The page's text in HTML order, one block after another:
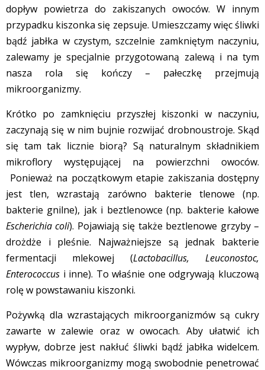
dopływ powietrza do zakiszanych owoców. W innym
przypadku kiszonka się zepsuje. Umieszczamy więc śliwki
bądź jabłka w czystym, szczelnie zamkniętym naczyniu,
zalewamy je specjalnie przygotowaną zalewą i na tym
nasza rola się kończy – pałeczkę przejmują
mikroorganizmy.
Krótko po zamknięciu przyszłej kiszonki w naczyniu,
zaczynają się w nim bujnie rozwijać drobnoustroje. Skąd
się tam tak licznie biorą? Są naturalnym składnikiem
mikroflory występującej na powierzchni owoców.
Ponieważ na początkowym etapie zakiszania dostępny
jest tlen, wzrastają zarówno bakterie tlenowe (np.
bakterie gnilne), jak i beztlenowce (np. bakterie kałowe
Escherichia coli). Pojawiają się także beztlenowe grzyby –
drożdże i pleśnie. Najważniejsze są jednak bakterie
fermentacji mlekowej (Lactobacillus, Leuconostoc,
Enterococcus i inne). To właśnie one odgrywają kluczową
rolę w powstawaniu kiszonki.
Pożywką dla wzrastających mikroorganizmów są cukry
zawarte w zalewie oraz w owocach. Aby ułatwić ich
wypływ, dobrze jest nakłuć śliwki bądź jabłka widelcem.
Wówczas mikroorganizmy mogą swobodnie penetrować